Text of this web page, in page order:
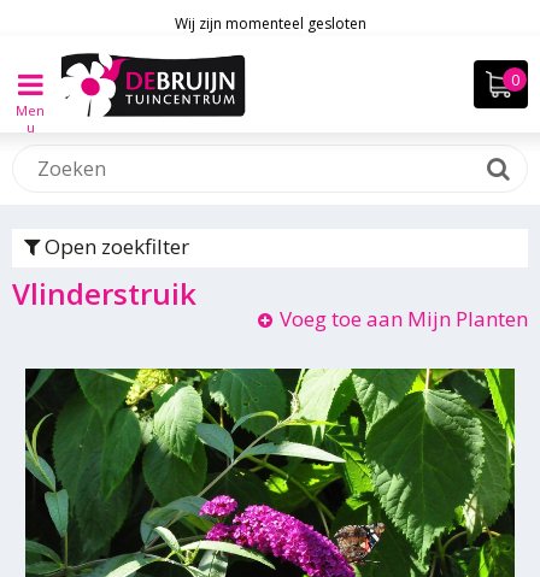
Men
u
Wij zijn momenteel gesloten
Open zoekfilter
Vlinderstruik
Voeg toe aan Mijn Planten